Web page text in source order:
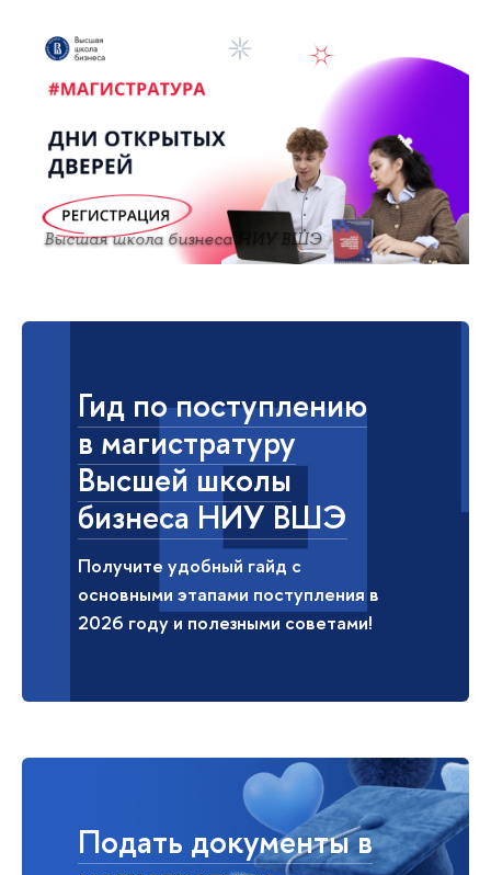
Высшая школа бизнеса НИУ ВШЭ
Гид по поступлению
в магистратуру
Высшей школы
бизнеса НИУ ВШЭ
Получите удобный гайд с
основными этапами поступления в
2026 году и полезными советами!
Подать документы в